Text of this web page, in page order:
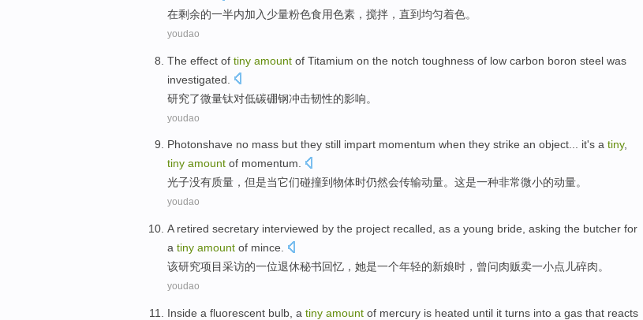
在剩余的一半内加入 少量粉色食用色素 ， 搅拌 ， 直到均匀着色。
youdao
The effect of tiny amount of Titamium on the notch toughness of low carbon boron steel was
investigated.
研究了微量钛对低碳硼钢冲击韧性的影响。
youdao
Photonshave no mass but they still impart momentum when they strike an object... it's a tiny,
tiny amount of momentum.
光子没有质量 ， 但是当它们碰撞到物体时仍然会传输动量。 这是一种非常微小的动量。
youdao
A retired secretary interviewed by the project recalled as a young bride asking the butcher for
a tiny amount of mince
该研究项目采访的一位退休秘书回忆 ，她是一个年轻的新娘时 ， 曾问肉贩卖一小点儿碎肉。
youdao
Inside a fluorescent bulb a tiny amount of mercury is heated until it turns into a gas that reacts